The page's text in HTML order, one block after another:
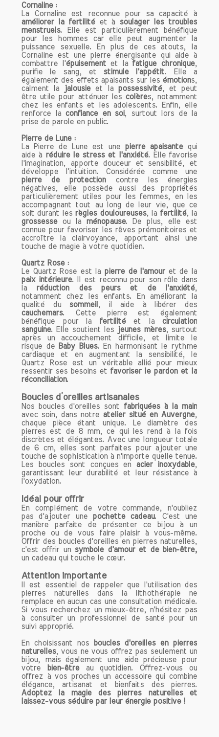
profond, en passant par des nuances
intermédiaires. Cette pierre se forme
généralement dans des dépôts
volcaniques et s’amorce souvent à
partir de crevasses dans les roches. Les
principaux gisements de cornaline se
trouvent en Inde, au Brésil, en Uruguay
et en République Tchèque.
La composition chimique de la cornaline
est principalement constituée de
dioxyde de silicium (SiO2), et sa
coloration est due à la présence
d'impuretés de fer. Cette pierre est
appréciée non seulement pour sa
couleur vibrante, mais aussi pour sa
dureté, qui varie entre 6,5 et 7 sur
l'échelle de Mohs, ce qui la rend adaptée
aux bijoux et objets décoratifs.
Les Vertus de la Cornaline
1. Énergie et Vitalité
La cornaline est souvent appelée la
pierre de l'énergie. Elle est réputée pour
prise d'initiative. Son éclat chaleureux
est synonyme de vitalité et de
dynamisme. Si vous traversez une
période de fatigue ou de démotivation,
porter un bijou en cornaline peut vous
revitaliser. Cette pierre est
particulièrement recommandée pour les
personnes cherchant à surmonter des
obstacles ou à démarrer un nouveau
projet.
La cornaline est un excellent allié pour
renforcer la confiance en soi. Elle aide à
surmonter les peurs et les doutes, ce
qui permet de s'affirmer plus facilement
dans les relations personnelles et
professionnelles. En portant de la
cornaline, vous pourriez vous sentir plus
audacieux et prêt à relever de nouveaux
défis. C'est une pierre qui favorise
l'assertivité, vous permettant
d'exprimer vos pensées et vos besoins
sans crainte.
3. Équilibre Émotionnel
La cornaline favorise l'équilibre
émotionnel en apaisant les émotions
tumultueuses et en réduisant le stress.
Son énergie positive permet de se
recentrer et de retrouver la clarté
d'esprit. En intégrant la cornaline dans
votre vie quotidienne, que ce soit à
travers des bijoux ou d'autres objets,
amélioration significative de votre bien-
être émotionnel. Elle peut également
aider à libérer des blocages
émotionnels, vous permettant de vivre
pleinement le moment présent.
Cornaline :
La Cornaline est reconnue pour sa capacité à
améliorer la fertilitéet à soulager les troubles
menstruels. Elle est particulièrement bénéfique
pour les hommes car elle peut augmenter la
puissance sexuelle. En plus de ces atouts, la
Cornaline est une pierre énergisante qui aide à
combattre l'épuisementet lafatigue chronique,
purifie le sang, et stimule l'appétit. Elle a
également des effets apaisants sur les émotions,
calment la
jalousieet la possessivité, et peut
être utile pour atténuer les colères, notamment
chez les enfants et les adolescents. Enfin, elle
renforce la confiance en soi, surtout lors de la
prise de parole en public.
Pierre de Lune :
La Pierre de Lune est une pierre apaisantequi
aide à réduire le stress et l'anxiété. Elle favorise
l'imagination, apporte douceur et sensibilité, et
développe l'intuition. Considérée comme une
pierre de protectioncontre les énergies
négatives, elle possède aussi des propriétés
particulièrement utiles pour les femmes, en les
accompagnant tout au long de leur vie, que ce
soit durant les règles douloureuses, la fertilité, la
grossesseou la ménopause. De plus, elle est
connue pour favoriser les rêves prémonitoires et
accroître la clairvoyance, apportant ainsi une
touche de magie à votre quotidien.
Quartz Rose :
Le Quartz Rose est la pierre de l'amouret de la
paix intérieure. Il est reconnu pour son rôle dans
la réduction des peurs et de l'anxiété,
notamment chez les enfants. En améliorant la
qualité du sommeil , il aide à libérer des
cauchemars. Cette pierre est également
bénéfique pour la fertilitéet la circulation
sanguine. Elle soutient les jeunes mères, surtout
après un accouchement difficile, et limite le
risque de
Baby Blues. En harmonisant le rythme
cardiaque et en augmentant la sensibilité, le
Quartz Rose est un véritable allié pour mieux
ressentir ses besoins et favoriser le pardon et la
réconciliation.
Boucles d’oreilles artisanales
Nos boucles d'oreilles sont fabriquées à la main
avec soin, dans notre atelier situé en Auvergne,
chaque pièce étant unique. Le diamètre des
pierres est de 8 mm, ce qui les rend à la fois
discrètes et élégantes. Avec une longueur totale
de 6 cm, elles sont parfaites pour ajouter une
touche de sophistication à n'importe quelle tenue.
Les boucles sont conçues en acier inoxydable,
garantissant leur durabilité et leur résistance à
l'oxydation.
Idéal pour offrir
En complément de votre commande, n'oubliez
pas d'ajouter une pochette cadeau. C'est une
manière parfaite de présenter ce bijou à un
proche ou de vous faire plaisir à vous-même.
Offrir des boucles d'oreilles en pierres naturelles,
c'est offrir unsymbole d'amour et de bien-être,
un cadeau qui touche le cœur.
Attention importante
Il est essentiel de rappeler que l'utilisation des
pierres naturelles dans la lithothérapie ne
remplace en aucun cas une consultation médicale.
Si vous recherchez un mieux-être, n'hésitez pas
à consulter un professionnel de santé pour un
suivi approprié.
En choisissant nos
boucles d'oreilles en pierres
naturelles, vous ne vous offrez pas seulement un
bijou, mais également une aide précieuse pour
votre bien-êtreau quotidien. Offrez-vous ou
offrez à vos proches un accessoire qui combine
élégance, artisanat et bienfaits des pierres.
Adoptez la magie des pierres naturelles et
laissez-vous séduire par leur énergie positive !